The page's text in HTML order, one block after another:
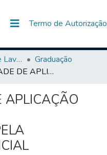
(current) Termo de Autorização
Centro Universitário de Lavras-UNILAVRAS
Graduação
POSSIBILIDADE DE APLICAÇÃO DO PRINCÍPIO DA INSIGNIFICÂNCIA PELA AUTORIDADE POLICIAL
APLICAÇÃO